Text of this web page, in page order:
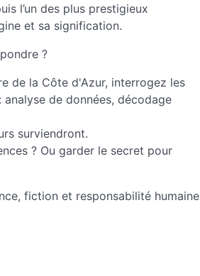
l’un des plus prestigieux
et sa signification.
?
de la Côte d'Azur, interrogez les
de données, décodage
surviendront.
? Ou garder le secret pour
fiction et responsabilité humaine